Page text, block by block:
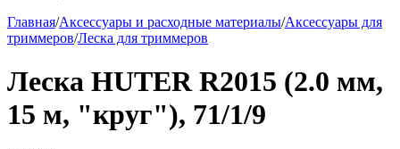
Главная/Аксессуары и расходные материалы/Аксессуары для
триммеров/Леска для триммеров
Леска HUTER R2015 (2.0 мм,
15 м, "круг"), 71/1/9